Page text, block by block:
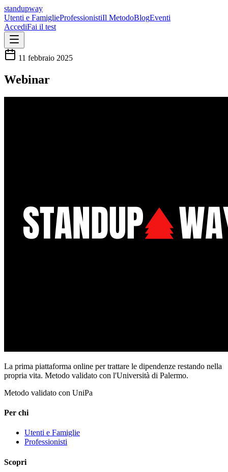
standupway
Utenti e FamiglieProfessionistiIl MetodoBlogEventi
AccediFai il test
11 febbraio 2025
Webinar
La prima piattaforma online per trattare le dipendenze restando nella
propria vita. Metodo validato con l'Università di Palermo.
Metodo validato con UniPa
Per chi
Utenti e Famiglie
Professionisti
Scopri